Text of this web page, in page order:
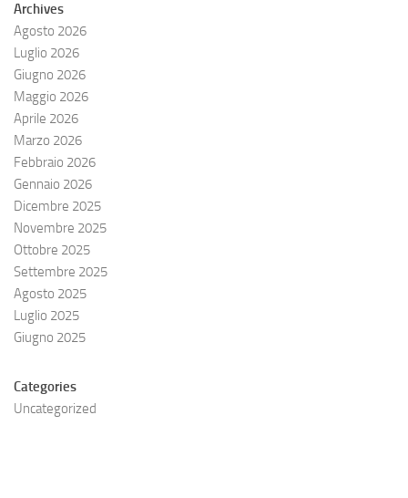
Archives
Agosto 2026
Luglio 2026
Giugno 2026
Maggio 2026
Aprile 2026
Marzo 2026
Febbraio 2026
Gennaio 2026
Dicembre 2025
Novembre 2025
Ottobre 2025
Settembre 2025
Agosto 2025
Luglio 2025
Giugno 2025
Categories
Uncategorized